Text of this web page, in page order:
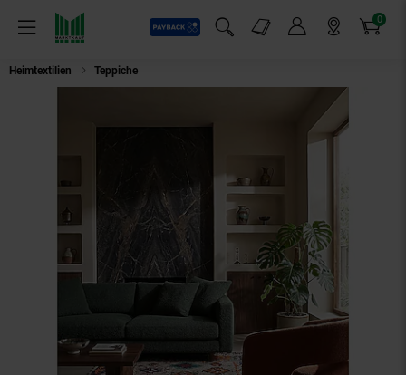
Menü
Payback
Suchfeld einblenden
Markt-Angebote 0
Artikel
Heimtextilien Teppiche